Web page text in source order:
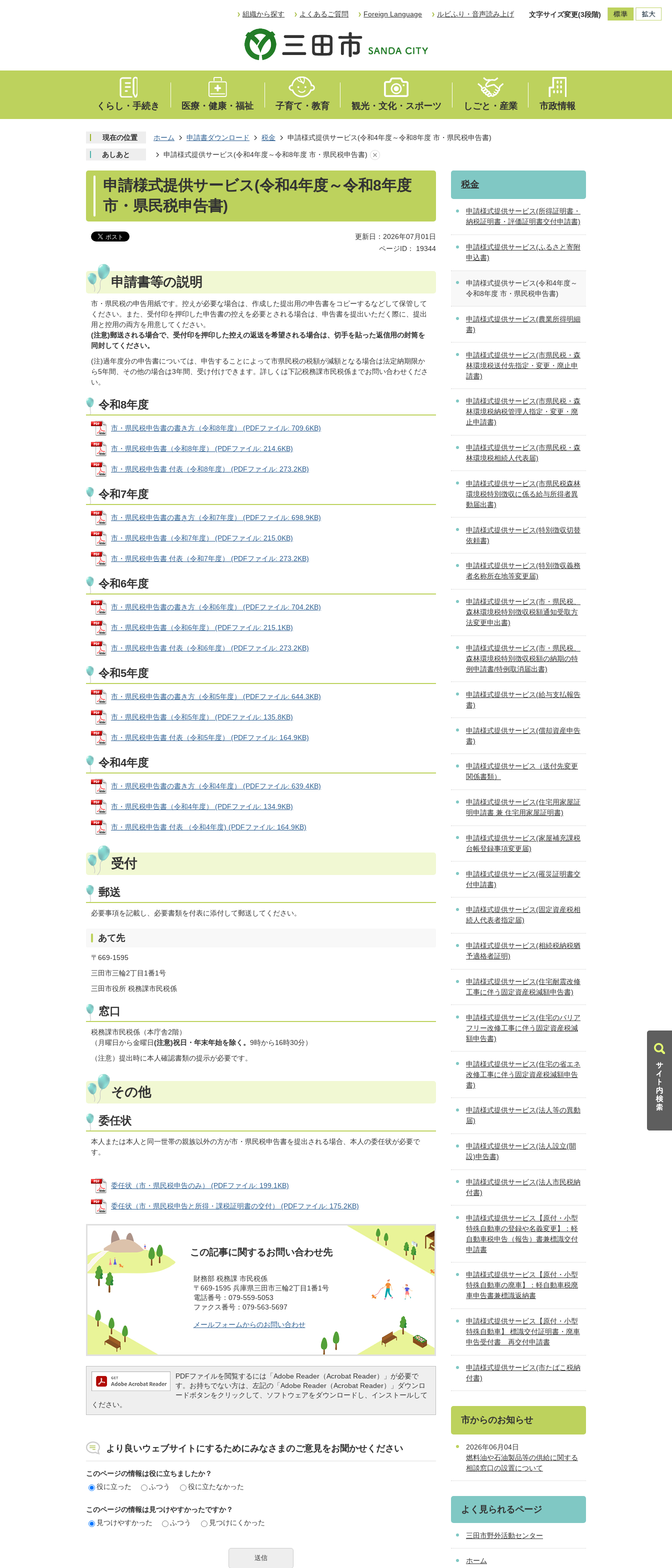
組織から探す よくあるご質問 Foreign Language ルビふり・音声読み上げ 文字サイズ変更(3段階)
くらし・手続き 医療・健康・福祉 子育て・教育 観光・文化・スポーツ しごと・産業 市政情報
現在の位置 ホーム 申請書ダウンロード 税金 申請様式提供サービス(令和4年度～令和8年度 市・県民税申告書)
あしあと 申請様式提供サービス(令和4年度～令和8年度 市・県民税申告書)
申請様式提供サービス(令和4年度～令和8年度
市・県民税申告書)
更新日：2026年07月01日
ページID：
19344
申請書等の説明
市・県民税の申告用紙です。控えが必要な場合は、作成した提出用の申告書をコピーするなどして保管して
ください。また、受付印を押印した申告書の控えを必要とされる場合は、申告書を提出いただく際に、提出
用と控用の両方を用意してください。
(注意)郵送される場合で、受付印を押印した控えの返送を希望される場合は、切手を貼った返信用の封筒を
同封してください。
(注)過年度分の申告書については、申告することによって市県民税の税額が減額となる場合は法定納期限か
ら5年間、その他の場合は3年間、受け付けできます。詳しくは下記税務課市民税係までお問い合わせくださ
い。
令和8年度
市・県民税申告書の書き方（令和8年度） (PDFファイル: 709.6KB)
市・県民税申告書（令和8年度） (PDFファイル: 214.6KB)
市・県民税申告書 付表（令和8年度） (PDFファイル: 273.2KB)
令和7年度
市・県民税申告書の書き方（令和7年度） (PDFファイル: 698.9KB)
市・県民税申告書（令和7年度） (PDFファイル: 215.0KB)
市・県民税申告書 付表（令和7年度） (PDFファイル: 273.2KB)
令和6年度
市・県民税申告書の書き方（令和6年度） (PDFファイル: 704.2KB)
市・県民税申告書（令和6年度） (PDFファイル: 215.1KB)
市・県民税申告書 付表（令和6年度） (PDFファイル: 273.2KB)
令和5年度
市・県民税申告書の書き方（令和5年度） (PDFファイル: 644.3KB)
市・県民税申告書（令和5年度） (PDFファイル: 135.8KB)
市・県民税申告書 付表（令和5年度） (PDFファイル: 164.9KB)
令和4年度
市・県民税申告書の書き方（令和4年度） (PDFファイル: 639.4KB)
市・県民税申告書（令和4年度） (PDFファイル: 134.9KB)
市・県民税申告書 付表 （令和4年度) (PDFファイル: 164.9KB)
受付
郵送
必要事項を記載し、必要書類を付表に添付して郵送してください。
あて先
〒669-1595
三田市三輪2丁目1番1号
三田市役所 税務課市民税係
窓口
税務課市民税係（本庁舎2階）
（月曜日から金曜日(注意)祝日・年末年始を除く。 9時から16時30分）
（注意）提出時に本人確認書類の提示が必要です。
その他
委任状
本人または本人と同一世帯の親族以外の方が市・県民税申告書を提出される場合、本人の委任状が必要で
す。
委任状（市・県民税申告のみ） (PDFファイル: 199.1KB)
委任状（市・県民税申告と所得・課税証明書の交付） (PDFファイル: 175.2KB)
この記事に関するお問い合わせ先
財務部 税務課 市民税係
〒669-1595 兵庫県三田市三輪2丁目1番1号
電話番号：079-559-5053
ファクス番号：079-563-5697
メールフォームからのお問い合わせ
PDFファイルを閲覧するには「Adobe Reader（Acrobat Reader）」が必要で
す。お持ちでない方は、左記の「Adobe Reader（Acrobat Reader）」ダウンロ
ードボタンをクリックして、ソフトウェアをダウンロードし、インストールして
ください。
より良いウェブサイトにするためにみなさまのご意見をお聞かせください
このページの情報は役に立ちましたか？
役に立った
ふつう 役に立たなかった
このページの情報は見つけやすかったですか？
見つけやすかった
ふつう 見つけにくかった
税金
申請様式提供サービス(所得証明書・
納税証明書・評価証明書交付申請書)
申請様式提供サービス(ふるさと寄附
申込書)
申請様式提供サービス(令和4年度～
令和8年度 市・県民税申告書)
申請様式提供サービス(農業所得明細
書)
申請様式提供サービス(市県民税・森
林環境税送付先指定・変更・廃止申
請書)
申請様式提供サービス(市県民税・森
林環境税納税管理人指定・変更・廃
止申請書)
申請様式提供サービス(市県民税・森
林環境税相続人代表届)
申請様式提供サービス(市県民税森林
環境税特別徴収に係る給与所得者異
動届出書)
申請様式提供サービス(特別徴収切替
依頼書)
申請様式提供サービス(特別徴収義務
者名称所在地等変更届)
申請様式提供サービス(市・県民税、
森林環境税特別徴収税額通知受取方
法変更申出書)
申請様式提供サービス(市・県民税、
森林環境税特別徴収税額の納期の特
例申請書/特例取消届出書)
申請様式提供サービス(給与支払報告
書)
申請様式提供サービス(償却資産申告
書)
申請様式提供サービス（送付先変更
関係書類）
申請様式提供サービス(住宅用家屋証
明申請書 兼 住宅用家屋証明書)
申請様式提供サービス(家屋補充課税
台帳登録事項変更届)
申請様式提供サービス(罹災証明書交
付申請書)
申請様式提供サービス(固定資産税相
続人代表者指定届)
申請様式提供サービス(相続税納税猶
予適格者証明)
申請様式提供サービス(住宅耐震改修
工事に伴う固定資産税減額申告書)
申請様式提供サービス(住宅のバリア
フリー改修工事に伴う固定資産税減
額申告書)
申請様式提供サービス(住宅の省エネ
改修工事に伴う固定資産税減額申告
書)
申請様式提供サービス(法人等の異動
届)
申請様式提供サービス(法人設立(開
設)申告書)
申請様式提供サービス(法人市民税納
付書)
申請様式提供サービス【原付・小型
特殊自動車の登録や名義変更】：軽
自動車税申告（報告）書兼標識交付
申請書
申請様式提供サービス【原付・小型
特殊自動車の廃車】：軽自動車税廃
車申告書兼標識返納書
申請様式提供サービス【原付・小型
特殊自動車】 標識交付証明書・廃車
申告受付書＿再交付申請書
申請様式提供サービス(市たばこ税納
付書)
市からのお知らせ
2026年06月04日
燃料油や石油製品等の供給に関する
相談窓口の設置について
よく見られるページ
三田市野外活動センター
ホーム